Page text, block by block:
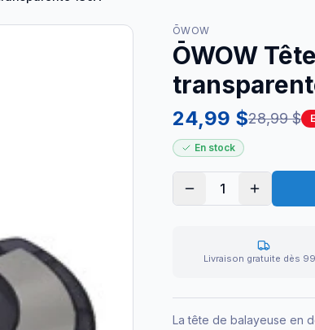
ŌWOW
ŌWOW
24,99 $28,99 $
En stock
1
Livraison gratuite dès
La tête de balayeuse en